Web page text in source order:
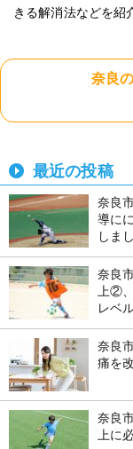
きる解消法などを紹
奈良
最近の投稿
奈良
導に
しま
奈良
上②
レベ
奈良
痛を
奈良
上に